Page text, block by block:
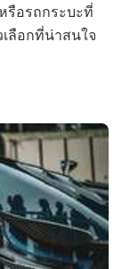
รือรถกระบะที่
ลือกที่น่าสนใจ